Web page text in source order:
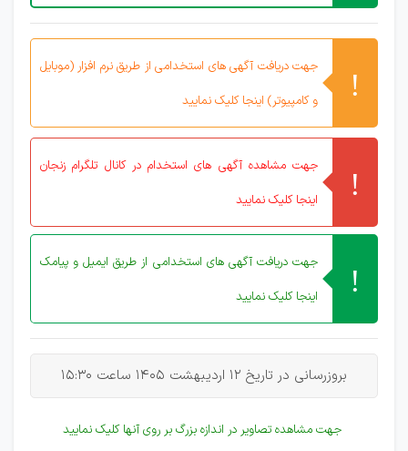
جهت دریافت آگهی های استخدامی از طریق نرم افزار (موبایل
و کامپیوتر) اینجا کلیک نمایید
جهت مشاهده آگهی های استخدام در کانال تلگرام زنجان
اینجا کلیک نمایید
جهت دریافت آگهی های استخدامی از طریق ایمیل و پیامک
اینجا کلیک نمایید
بروزرسانی در تاریخ 12 اردیبهشت 1405 ساعت 15:30
جهت مشاهده تصاویر در اندازه بزرگ بر روی آنها کلیک نمایید